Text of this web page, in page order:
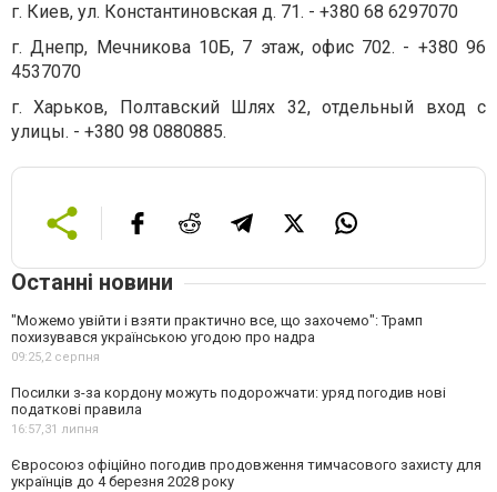
г. Киев, ул. Константиновская д. 71. - +380 68 6297070
г. Днепр, Мечникова 10Б, 7 этаж, офис 702. - +380 96
4537070
г. Харьков, Полтавский Шлях 32, отдельный вход с
улицы. - +380 98 0880885.
Останні новини
"Можемо увійти і взяти практично все, що захочемо": Трамп
похизувався українською угодою про надра
09:25,2 серпня
Посилки з-за кордону можуть подорожчати: уряд погодив нові
податкові правила
16:57,31 липня
Євросоюз офіційно погодив продовження тимчасового захисту для
українців до 4 березня 2028 року